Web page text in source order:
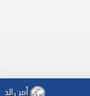
أمن المرج تعلن ضبط